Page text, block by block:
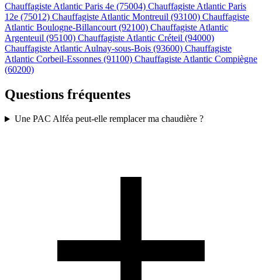
Chauffagiste Atlantic Paris 4e (75004) Chauffagiste Atlantic Paris
12e (75012) Chauffagiste Atlantic Montreuil (93100) Chauffagiste
Atlantic Boulogne-Billancourt (92100) Chauffagiste Atlantic
Argenteuil (95100) Chauffagiste Atlantic Créteil (94000)
Chauffagiste Atlantic Aulnay-sous-Bois (93600) Chauffagiste
Atlantic Corbeil-Essonnes (91100) Chauffagiste Atlantic Compiègne
(60200)
Questions fréquentes
Une PAC Alféa peut-elle remplacer ma chaudière ?